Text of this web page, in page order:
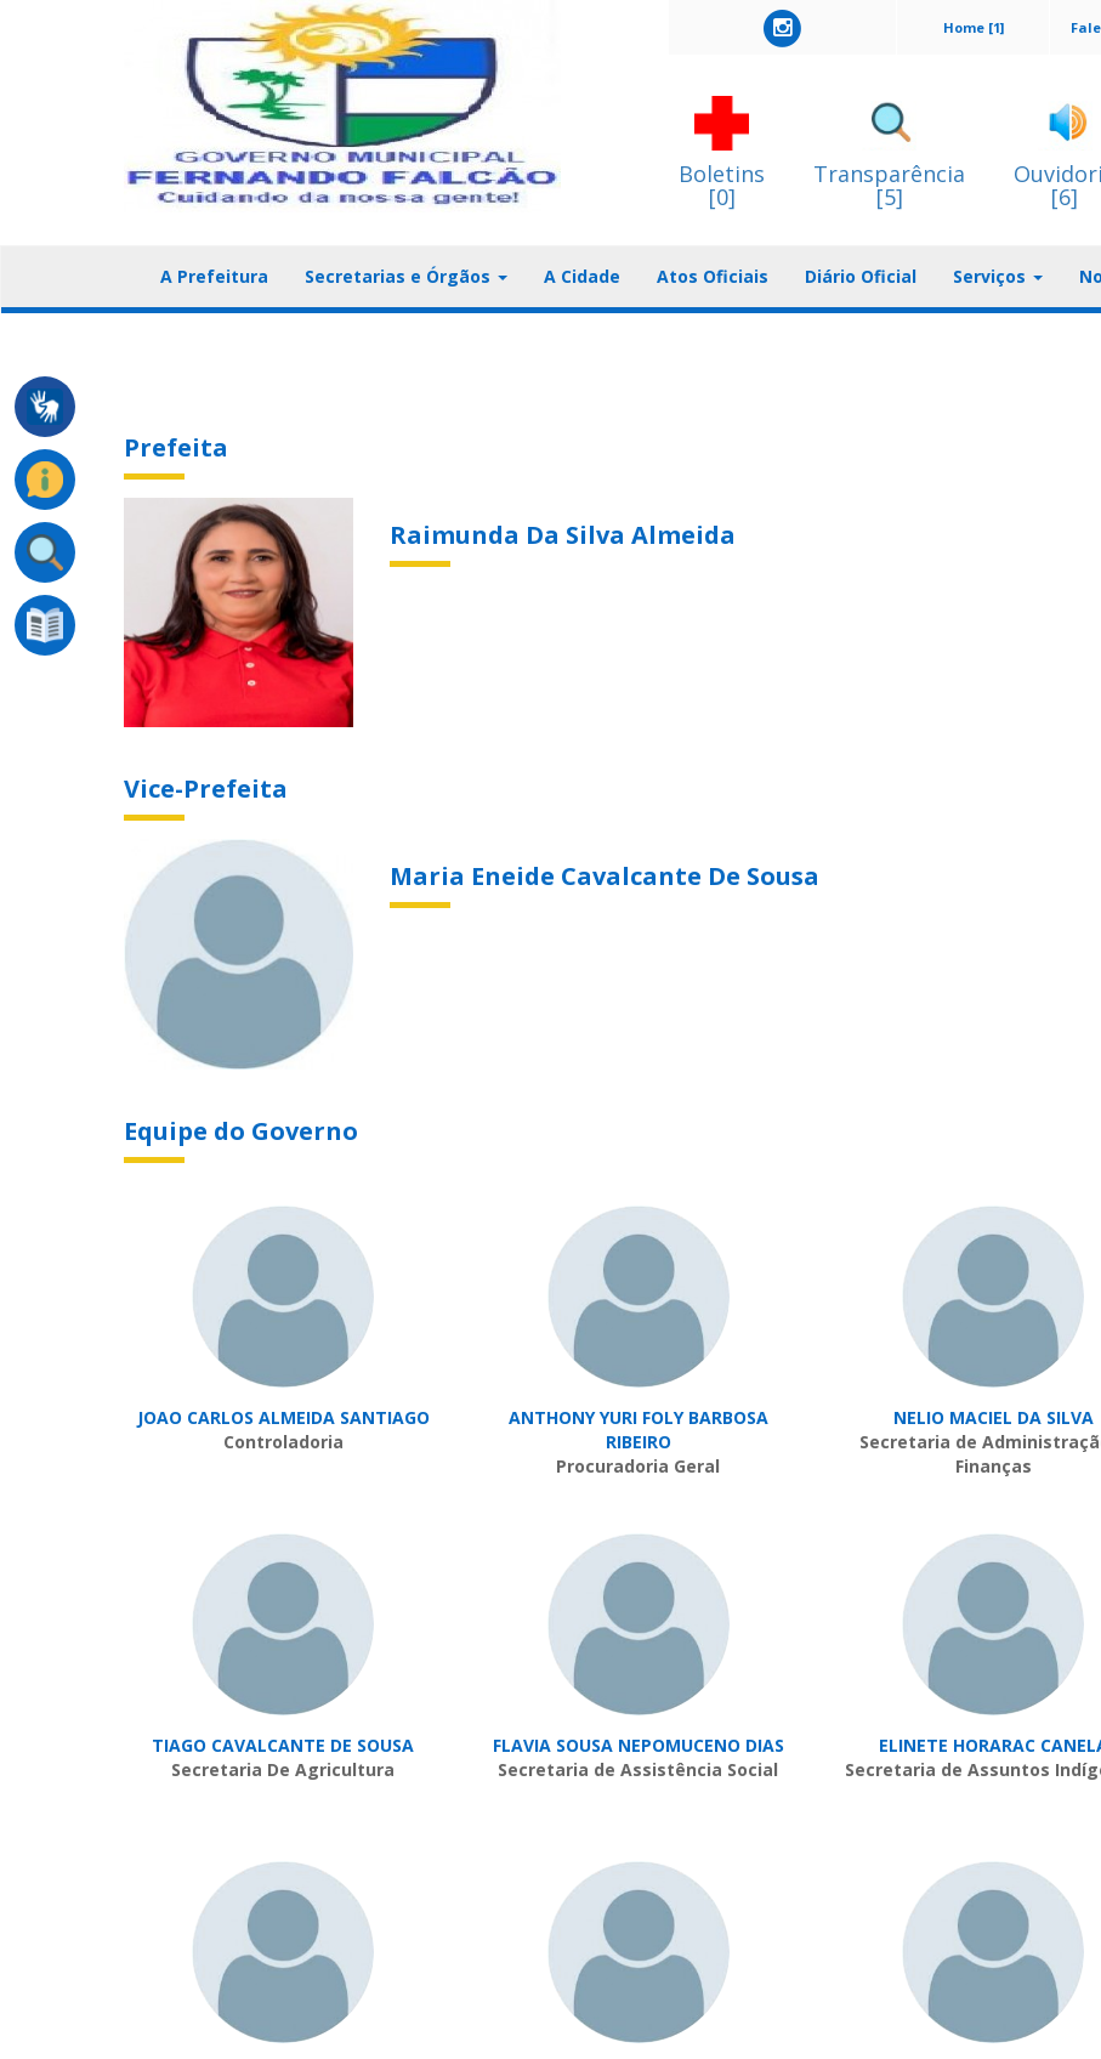
Home [1]
Boletins
[0]
Transparência
[5] [6]
A Prefeitura Secretarias e Órgãos A Cidade Atos Oficiais Diário Oficial Serviços
Prefeita
Raimunda Da Silva Almeida
Vice-Prefeita
Maria Eneide Cavalcante De Sousa
Equipe do Governo
JOAO CARLOS ALMEIDA SANTIAGO
Controladoria
ANTHONY YURI FOLY BARBOSA
RIBEIRO
Procuradoria Geral
NELIO MACIEL DA SILVA
Secretaria de
Finanças
TIAGO CAVALCANTE DE SOUSA
Secretaria De Agricultura
FLAVIA SOUSA NEPOMUCENO DIAS
Secretaria de Assistência Social
ELINETE HORARAC
Secretaria de Assuntos